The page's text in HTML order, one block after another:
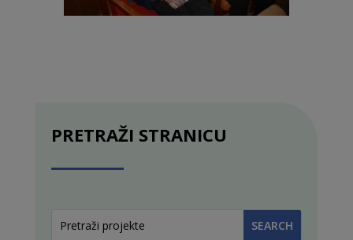
PRETRAŽI STRANICU